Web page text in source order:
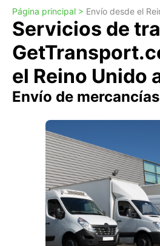
Página principal > Envío desde el
Servicios de
el Reino Unido
Envío de